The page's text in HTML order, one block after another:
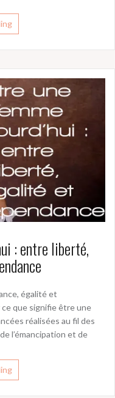
: entre liberté,
égalité et
que signifie être une
réalisées au fil des
l’émancipation et de